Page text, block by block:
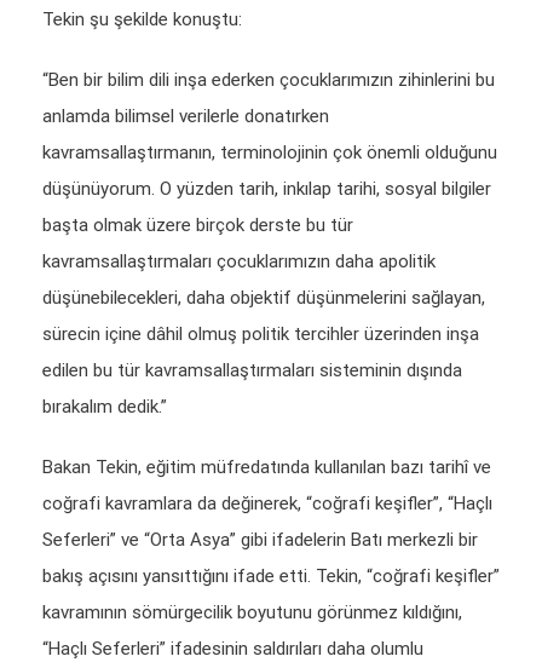
Tekin şu şekilde konuştu:
“Ben bir bilim dili inşa ederken çocuklarımızın zihinlerini bu
anlamda bilimsel verilerle donatırken
kavramsallaştırmanın, terminolojinin çok önemli olduğunu
düşünüyorum. O yüzden tarih, inkılap tarihi, sosyal bilgiler
başta olmak üzere birçok derste bu tür
kavramsallaştırmaları çocuklarımızın daha apolitik
düşünebilecekleri, daha objektif düşünmelerini sağlayan,
sürecin içine dâhil olmuş politik tercihler üzerinden inşa
edilen bu tür kavramsallaştırmaları sisteminin dışında
bırakalım dedik.”
Bakan Tekin, eğitim müfredatında kullanılan bazı tarihî ve
coğrafi kavramlara da değinerek, “coğrafi keşifler”, “Haçlı
Seferleri” ve “Orta Asya” gibi ifadelerin Batı merkezli bir
bakış açısını yansıttığını ifade etti. Tekin, “coğrafi keşifler”
kavramının sömürgecilik boyutunu görünmez kıldığını,
“Haçlı Seferleri” ifadesinin saldırıları daha olumlu